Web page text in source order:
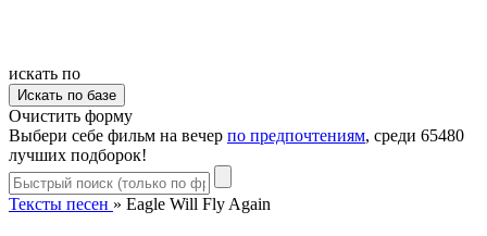
искать по
Очистить форму
Выбери себе фильм на вечер по предпочтениям, среди 65480
лучших подборок!
Тексты песен » Eagle Will Fly Again